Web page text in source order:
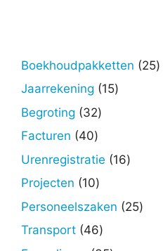
Boekhoudpakketten 2525
Jaarrekening 1515
Begroting 3232
Facturen 4040
producten
Urenregistratie 1616
Projecten 1010
producten
Personeelszaken 2525
Transport 4646
producten